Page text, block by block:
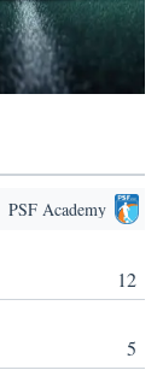
PSF Academy
12
5